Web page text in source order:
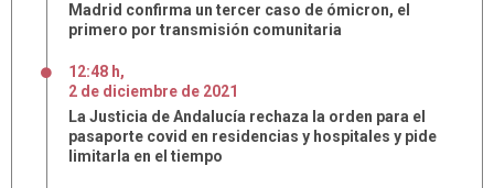
Madrid confirma un tercer caso de ómicron, el
primero por transmisión comunitaria
12:48 h,
2 de diciembre de 2021
La Justicia de Andalucía rechaza la orden para el
pasaporte covid en residencias y hospitales y pide
limitarla en el tiempo